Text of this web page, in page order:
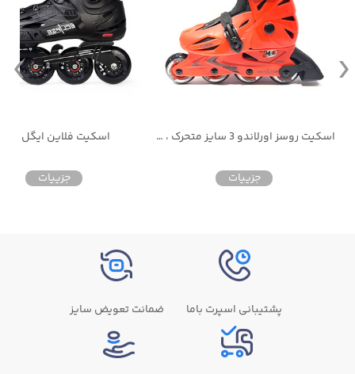
اسکیت روسز اورلاندو 3 سایز متحرک ، بدون لوازم
جزییات
اسکیت فلاین ایگل اف 5
جزییات
پشتیبانی اسپرت باما ضمانت تعویض سایز